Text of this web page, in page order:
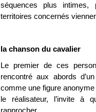
séquences plus intimes,
territoires concernés
la chanson du cavalier
Le premier de ces
rencontré aux abords
comme une figure anonyme
le réalisateur, l’invite à